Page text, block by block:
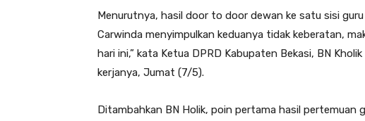
Menurutnya, hasil door to door dewan ke satu sisi
Carwinda menyimpulkan keduanya tidak keberatan,
hari ini,” kata Ketua DPRD Kabupaten Bekasi, BN
kerjanya, Jumat (7/5).
Ditambahkan BN Holik, poin pertama hasil pertemuan